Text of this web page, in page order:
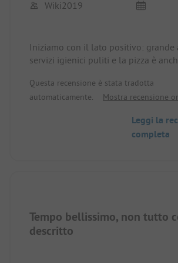
Wiki2019
Iniziamo con il lato positivo: grande
servizi igienici puliti e la pizza è
solo una piccola parte libera nella
Anche attorno alla piscina i lettini
spiaggia è però sopportabile a causa
Purtroppo nessun fascino. Abbiamo
Questa recensione è stata tradotta
automaticamente.
Mostra recensione
Leggi la
completa
Tempo bellissimo, non tutto
descritto